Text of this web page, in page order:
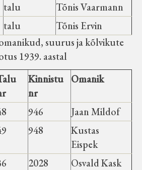
talu
Tõnis Vaarmann
talu
Tõnis Ervin
suurus ja kõlvikute
1939. aastal
Kinnistu
nr
Omanik
946
Jaan Mildof
948
Kustas
Eispek
2028
Osvald Kask